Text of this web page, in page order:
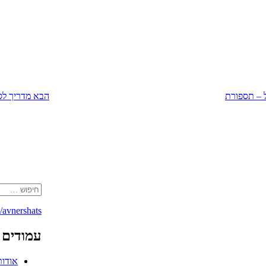
– תספורת הבא מדריך
עמודים